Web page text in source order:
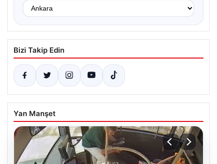
Bizi Takip Edin
Yan Manşet